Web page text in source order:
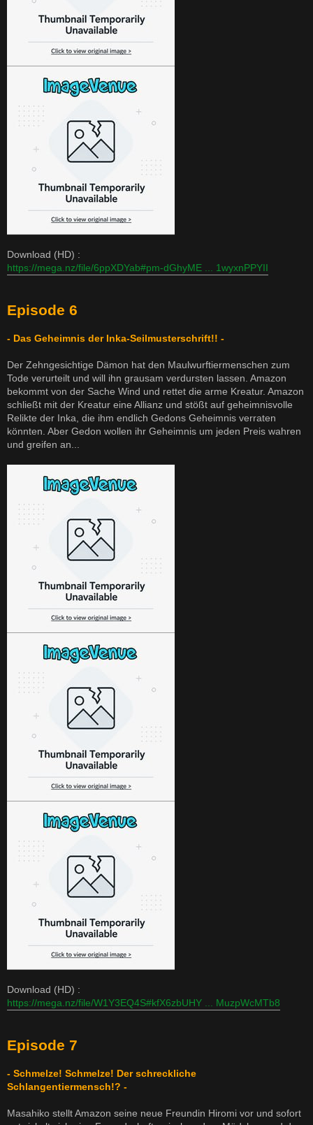
Download (HD) :
https://mega.nz/file/6ppXDYab#pm-dGhyME ... 1wyxnPPYII
Episode 6
- Das Geheimnis der Inka-Seilmusterschrift!! -
Der Zehngesichtige Dämon hat den Maulwurftiermenschen zum
Tode verurteilt und will ihn grausam verdursten lassen. Amazon
bekommt von der Sache Wind und rettet die arme Kreatur. Amazon
schließt mit der Kreatur eine Allianz und stößt auf geheimnisvolle
Relikte der Inka, die ihm endlich Gedons Geheimnis verraten
könnten. Aber Gedon wollen ihr Geheimnis um jeden Preis wahren
und greifen an...
Download (HD) :
https://mega.nz/file/W1Y3EQ4S#kfX6zbUHY ... MuzpWcMTb8
Episode 7
- Schmelze! Schmelze! Der schreckliche
Schlangentiermensch!? -
Masahiko stellt Amazon seine neue Freundin Hiromi vor und sofort